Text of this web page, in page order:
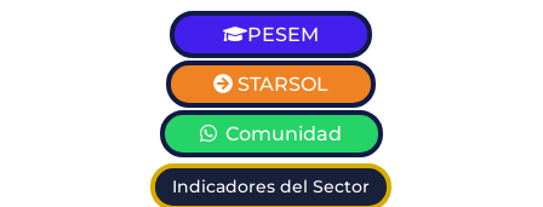
PESEM
STARSOL
Comunidad
Indicadores del Sector